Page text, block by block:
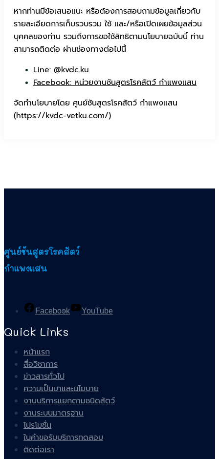
หากท่านมีข้อเสนอแนะ หรือต้องการสอบถามข้อมูลเกี่ยวกับ
รายละเอียดการเก็บรวบรวม ใช้ และ/หรือเปิดเผยข้อมูลส่วน
บุคคลของท่าน รวมถึงการขอใช้สิทธิตามนโยบายฉบับนี้ ท่าน
สามารถติดต่อ ผ่านช่องทางต่อไปนี้
Line: @kvdc.ku
Facebook: หน่วยงานชันสูตรโรคสัตว์ กำแพงแสน
จัดทำนโยบายโดย ศูนย์ชันสูตรโรคสัตว์ กำแพงแสน
(https://kvdc-vetku.com/)
ศูนย์ชันสูตรโรคสัตว์
กำแพงแสน
Facebook YouTube
Quick Links
หน้าแรก
สื่อวิชาการ
ข่าวสารทั่วไป
ความเป็นมาและนโยบาย
งานบริการแยกตามชนิดสัตว์
งานระบบมาตรฐาน
โปรโมชั่น
ใบคำขอรับบริการทดสอบ
ติดต่อเรา